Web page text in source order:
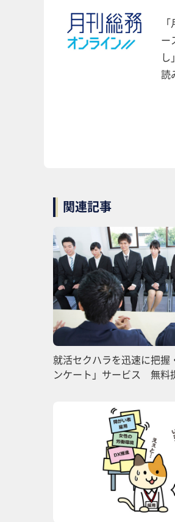
ー
し
読
関連記事
就活セクハラを迅速に把握
ンケート」サービス 無料